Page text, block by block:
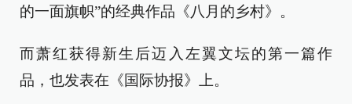
的一面旗帜”的经典作品《八月的乡村》。
而萧红获得新生后迈入左翼文坛的第一篇作
品，也发表在《国际协报》上。